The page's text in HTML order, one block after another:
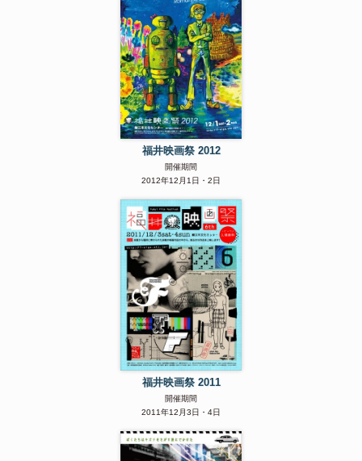
福井映画祭 2012
開催期間
2012年12月1日・2日
福井映画祭 2011
開催期間
2011年12月3日・4日